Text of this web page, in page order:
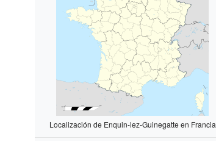
Localización de Enquin-lez-Guinegatte en Francia